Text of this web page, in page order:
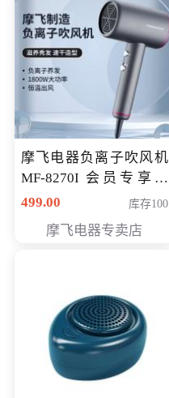
摩飞电器负离子吹风机
MF-8270I 会员专享价
369元
499.00 库存100
摩飞电器专卖店